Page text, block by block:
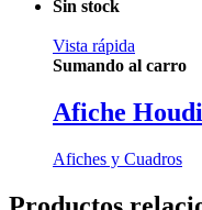
Sin stock
Vista rápida
Sumando al carro
Afiche
Afiches y Cuadros